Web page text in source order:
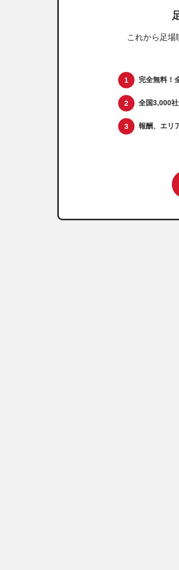
これから足場
完全無料！
全国3,000
報酬、エリ